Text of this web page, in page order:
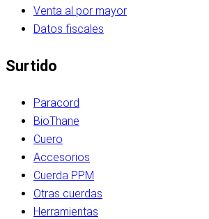
Venta al por mayor
Datos fiscales
Surtido
Paracord
BioThane
Cuero
Accesorios
Cuerda PPM
Otras cuerdas
Herramientas